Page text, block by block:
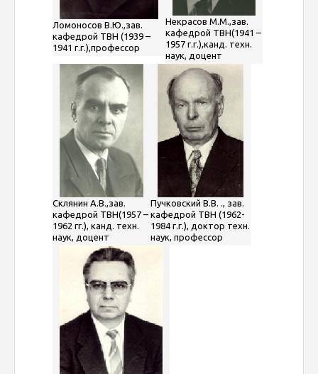
Ломоносов В.Ю.,зав.
кафедрой ТВН (1939 –
1941 г.г.),профессор
Некрасов М.М.,зав.
кафедрой ТВН(1941 –
1957 г.г.),канд. техн.
наук, доцент
Склянин А.В.,зав.
кафедрой ТВН(1957 –
1962 гг.), канд. техн.
наук, доцент
Пучковский В.В. ., зав.
кафедрой ТВН (1962-
1984 г.г.), доктор техн.
наук, профессор